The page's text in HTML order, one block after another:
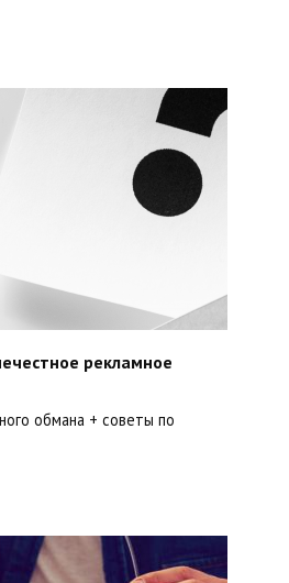
рекламное
обмана + советы по